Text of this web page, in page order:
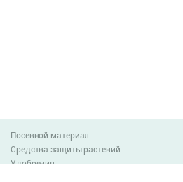
Посевной материал
Средства защиты растений
Удобрения